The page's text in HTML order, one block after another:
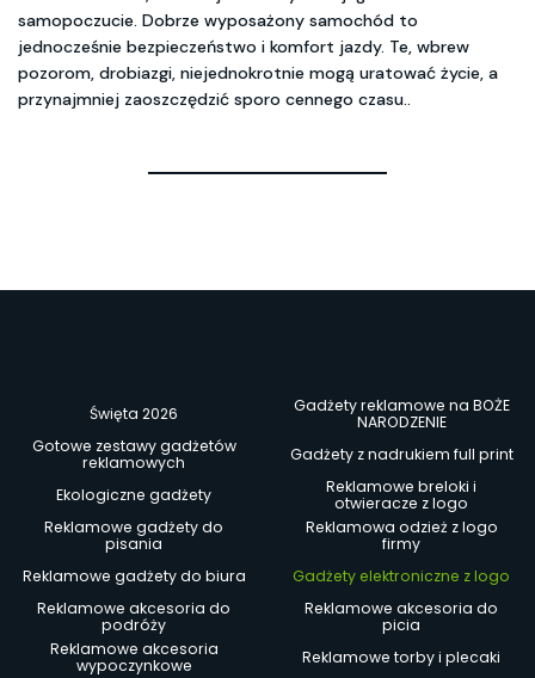
samopoczucie. Dobrze wyposażony samochód to
jednocześnie bezpieczeństwo i komfort jazdy. Te, wbrew
pozorom, drobiazgi, niejednokrotnie mogą uratować życie, a
przynajmniej zaoszczędzić sporo cennego czasu..
Święta 2026
Gadżety reklamowe na BOŻE
NARODZENIE
Gotowe zestawy gadżetów
reklamowych
Gadżety z nadrukiem full print
Ekologiczne gadżety
Reklamowe breloki i
otwieracze z logo
Reklamowe gadżety do
pisania
Reklamowa odzież z logo
firmy
Reklamowe gadżety do biura
Gadżety elektroniczne z logo
Reklamowe akcesoria do
podróży
Reklamowe akcesoria do
picia
Reklamowe akcesoria
wypoczynkowe
Reklamowe torby i plecaki